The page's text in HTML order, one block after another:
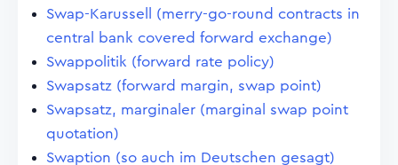
Swap-Karussell (merry-go-round contracts in
central bank covered forward exchange)
Swappolitik (forward rate policy)
Swapsatz (forward margin, swap point)
Swapsatz, marginaler (marginal swap point
quotation)
Swaption (so auch im Deutschen gesagt)